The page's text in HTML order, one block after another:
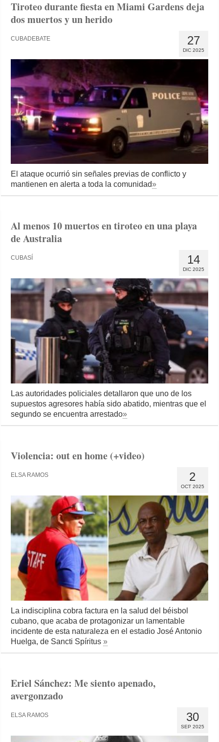
Tiroteo durante fiesta en Miami Gardens deja
dos muertos y un herido
27
DIC 2025
CUBADEBATE
El ataque ocurrió sin señales previas de conflicto y
mantienen en alerta a toda la comunidad»
Al menos 10 muertos en tiroteo en una playa
de Australia
14
DIC 2025
CUBASÍ
Las autoridades policiales detallaron que uno de los
supuestos agresores había sido abatido, mientras que el
segundo se encuentra arrestado»
Violencia: out en home (+video)
2
OCT 2025
ELSA RAMOS
La indisciplina cobra factura en la salud del béisbol
cubano, que acaba de protagonizar un lamentable
incidente de esta naturaleza en el estadio José Antonio
Huelga, de Sancti Spíritus»
Eriel Sánchez: Me siento apenado,
avergonzado
30
SEP 2025
ELSA RAMOS